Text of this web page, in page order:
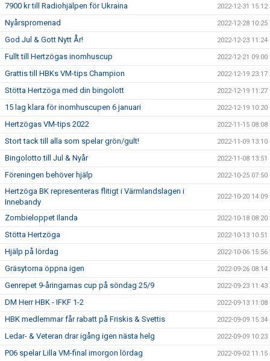
7900 kr till Radiohjälpen för Ukraina 2022-12-31 15:12
Nyårspromenad 2022-12-28 10:25
God Jul & Gott Nytt År! 2022-12-23 11:24
Fullt till Hertzögas inomhuscup 2022-12-21 09:00
Grattis till HBKs VM-tips Champion 2022-12-19 23:17
Stötta Hertzöga med din bingolott 2022-12-19 11:27
15 lag klara för inomhuscupen 6 januari 2022-12-19 10:20
Hertzögas VM-tips 2022 2022-11-15 08:08
Stort tack till alla som spelar grön/gult! 2022-11-09 13:10
Bingolotto till Jul & Nyår 2022-11-08 13:51
Föreningen behöver hjälp 2022-10-25 07:50
Hertzöga BK representeras flitigt i Värmlandslagen i
Innebandy
2022-10-20 14:09
Zombieloppet Ilanda 2022-10-18 08:20
Stötta Hertzöga 2022-10-13 10:51
Hjälp på lördag 2022-10-06 15:56
Gräsytorna öppna igen 2022-09-26 08:14
Genrepet 9-åringarnas cup på söndag 25/9 2022-09-23 11:43
DM Herr HBK - IFKF 1-2 2022-09-13 11:08
HBK medlemmar får rabatt på Friskis & Svettis 2022-09-09 15:34
Ledar- & Veteran drar igång igen nästa helg 2022-09-09 10:23
P06 spelar Lilla VM-final imorgon lördag 2022-09-02 11:15